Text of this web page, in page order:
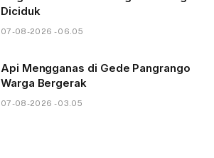
Diciduk
07-08-2026 - 06.05
Api Mengganas di Gede Pangrango
Warga Bergerak
07-08-2026 - 03.05